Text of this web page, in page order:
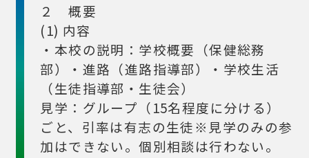
２ 概要
(1) 内容
・本校の説明：学校概要（保健総務
部）・進路（進路指導部）・学校生活
（生徒指導部・生徒会）
見学：グループ（15名程度に分ける）
ごと、引率は有志の生徒※見学のみの参
加はできない。個別相談は行わない。